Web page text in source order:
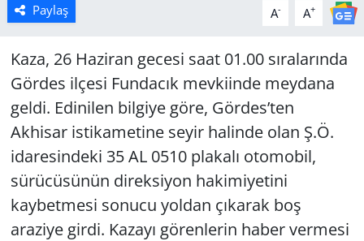
Paylaş A- A+
Kaza, 26 Haziran gecesi saat 01.00 sıralarında
Gördes ilçesi Fundacık mevkiinde meydana
geldi. Edinilen bilgiye göre, Gördes’ten
Akhisar istikametine seyir halinde olan Ş.Ö.
idaresindeki 35 AL 0510 plakalı otomobil,
sürücüsünün direksiyon hakimiyetini
kaybetmesi sonucu yoldan çıkarak boş
araziye girdi. Kazayı görenlerin haber vermesi